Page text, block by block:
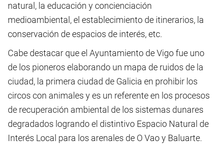
natural, la educación y concienciación
medioambiental, el establecimiento de itinerarios, la
conservación de espacios de interés, etc.
Cabe destacar que el Ayuntamiento de Vigo fue uno
de los pioneros elaborando un mapa de ruidos de la
ciudad, la primera ciudad de Galicia en prohibir los
circos con animales y es un referente en los procesos
de recuperación ambiental de los sistemas dunares
degradados logrando el distintivo Espacio Natural de
Interés Local para los arenales de O Vao y Baluarte.